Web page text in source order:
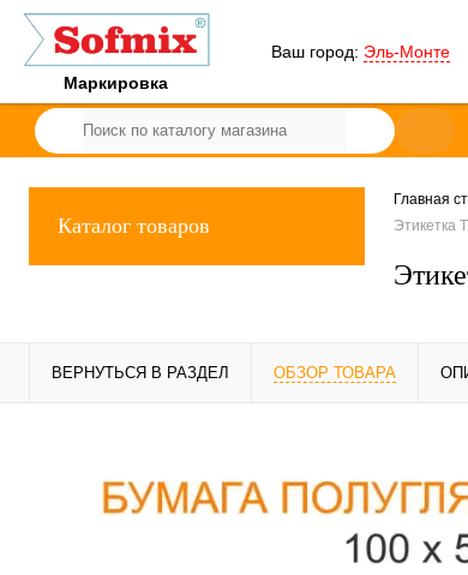
Маркировка
Ваш город: Эль-Монте
Каталог товаров
Главная
Этикетка
ВЕРНУТЬСЯ В РАЗДЕЛ ОБЗОР ТОВАРА